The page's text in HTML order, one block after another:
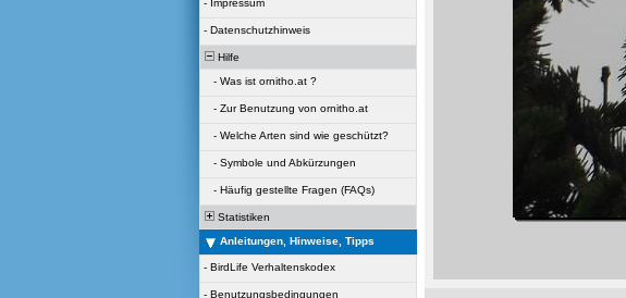
- Impressum
- Datenschutzhinweis
Hilfe
- Was ist ornitho.at ?
- Zur Benutzung von ornitho.at
- Welche Arten sind wie geschützt?
- Symbole und Abkürzungen
- Häufig gestellte Fragen (FAQs)
Statistiken
Anleitungen, Hinweise, Tipps
- BirdLife Verhaltenskodex
- Benutzungsbedingungen